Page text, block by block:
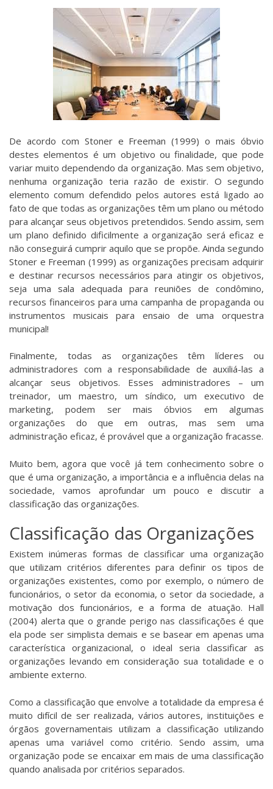
De acordo com Stoner e Freeman (1999) o mais óbvio
destes elementos é um objetivo ou finalidade, que pode
variar muito dependendo da organização. Mas sem objetivo,
nenhuma organização teria razão de existir. O segundo
elemento comum defendido pelos autores está ligado ao
fato de que todas as organizações têm um plano ou método
para alcançar seus objetivos pretendidos. Sendo assim, sem
um plano definido dificilmente a organização será eficaz e
não conseguirá cumprir aquilo que se propõe. Ainda segundo
Stoner e Freeman (1999) as organizações precisam adquirir
e destinar recursos necessários para atingir os objetivos,
seja uma sala adequada para reuniões de condômino,
recursos financeiros para uma campanha de propaganda ou
instrumentos musicais para ensaio de uma orquestra
municipal!
Finalmente, todas as organizações têm líderes ou
administradores com a responsabilidade de auxiliá-las a
alcançar seus objetivos. Esses administradores – um
treinador, um maestro, um síndico, um executivo de
marketing, podem ser mais óbvios em algumas
organizações do que em outras, mas sem uma
administração eficaz, é provável que a organização fracasse.
Muito bem, agora que você já tem conhecimento sobre o
que é uma organização, a importância e a influência delas na
sociedade, vamos aprofundar um pouco e discutir a
classificação das organizações.
Classificação das Organizações
Existem inúmeras formas de classificar uma organização
que utilizam critérios diferentes para definir os tipos de
organizações existentes, como por exemplo, o número de
funcionários, o setor da economia, o setor da sociedade, a
motivação dos funcionários, e a forma de atuação. Hall
(2004) alerta que o grande perigo nas classificações é que
ela pode ser simplista demais e se basear em apenas uma
característica organizacional, o ideal seria classificar as
organizações levando em consideração sua totalidade e o
ambiente externo.
Como a classificação que envolve a totalidade da empresa é
muito difícil de ser realizada, vários autores, instituições e
órgãos governamentais utilizam a classificação utilizando
apenas uma variável como critério. Sendo assim, uma
organização pode se encaixar em mais de uma classificação
quando analisada por critérios separados.